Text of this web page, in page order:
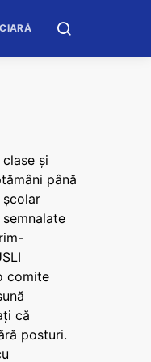
și
până
școlar
comite
că
posturi.